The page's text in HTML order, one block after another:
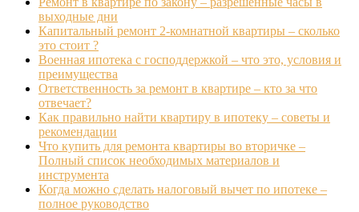
выходные дни
Капитальный ремонт 2-комнатной квартиры – сколько
это стоит ?
Военная ипотека с господдержкой – что это, условия и
преимущества
Ответственность за ремонт в квартире – кто за что
отвечает?
Как правильно найти квартиру в ипотеку – советы и
рекомендации
Что купить для ремонта квартиры во вторичке –
Полный список необходимых материалов и
инструмента
Когда можно сделать налоговый вычет по ипотеке –
полное руководство